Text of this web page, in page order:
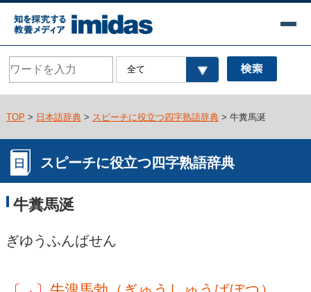
TOP > 日本語辞典> スピーチに役立つ四字熟語辞典> 牛糞馬涎
スピーチに役立つ四字熟語辞典
牛糞馬涎
ぎゆうふんばせん